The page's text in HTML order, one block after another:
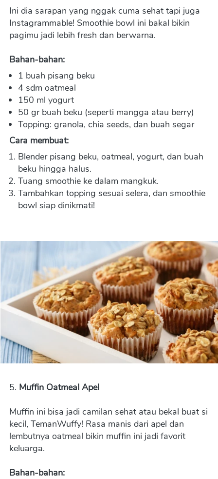
Ini dia sarapan yang nggak cuma sehat tapi juga
Instagrammable! Smoothie bowl ini bakal bikin
pagimu jadi lebih fresh dan berwarna.
Bahan-bahan:
1 buah pisang beku
4 sdm oatmeal
150 ml yogurt
50 gr buah beku (seperti mangga atau berry)
Topping: granola, chia seeds, dan buah segar
Cara membuat:
Blender pisang beku, oatmeal, yogurt, dan buah
beku hingga halus.
Tuang smoothie ke dalam mangkuk.
Tambahkan topping sesuai selera, dan smoothie
bowl siap dinikmati!
5. Muffin Oatmeal Apel
Muffin ini bisa jadi camilan sehat atau bekal buat si
kecil, TemanWuffy! Rasa manis dari apel dan
lembutnya oatmeal bikin muffin ini jadi favorit
keluarga.
Bahan-bahan: